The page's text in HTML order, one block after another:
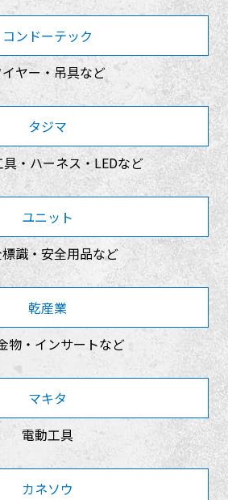
コンドーテック
ヤー・吊具など
タジマ
・ハーネス・LEDなど
ユニット
識・安全用品など
乾産業
物・インサートなど
マキタ
電動工具
カネソウ